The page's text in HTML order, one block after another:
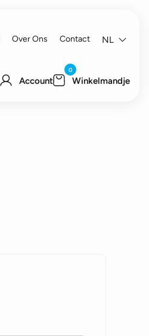
Over Ons Contact NL
Account
0
Winkelmandje